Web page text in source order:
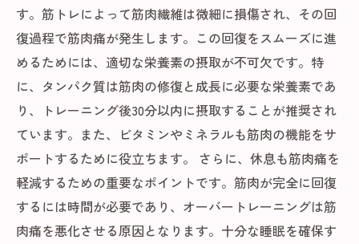
す。筋トレによって筋肉繊維は微細に損傷され、その回
復過程で筋肉痛が発生します。この回復をスムーズに進
めるためには、適切な栄養素の摂取が不可欠です。特
に、タンパク質は筋肉の修復と成長に必要な栄養素であ
り、トレーニング後30分以内に摂取することが推奨され
ています。また、ビタミンやミネラルも筋肉の機能をサ
ポートするために役立ちます。 さらに、休息も筋肉痛を
軽減するための重要なポイントです。筋肉が完全に回復
するには時間が必要であり、オーバートレーニングは筋
肉痛を悪化させる原因となります。十分な睡眠を確保す